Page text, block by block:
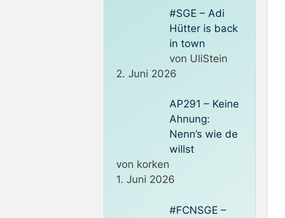
#SGE – Adi
Hütter is back
in town
von UliStein
2. Juni 2026
AP291 – Keine
Ahnung:
Nenn’s wie de
willst
von korken
1. Juni 2026
#FCNSGE –